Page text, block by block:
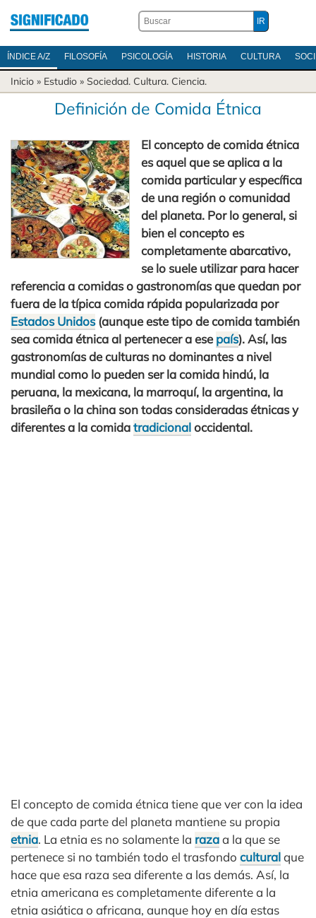
ÍNDICE A/Z FILOSOFÍA PSICOLOGÍA HISTORIA CULTURA
Inicio » Estudio » Sociedad. Cultura. Ciencia.
Definición de Comida Étnica
El concepto de comida étnica
es aquel que se aplica a la
comida particular y específica
de una región o comunidad
del planeta. Por lo general, si
bien el concepto es
completamente abarcativo,
se lo suele utilizar para hacer
referencia a comidas o gastronomías que quedan por
fuera de la típica comida rápida popularizada por
Estados Unidos(aunque este tipo de comida también
sea comida étnica al pertenecer a esepaís). Así, las
gastronomías de culturas no dominantes a nivel
mundial como lo pueden ser la comida hindú, la
peruana, la mexicana, la marroquí, la argentina, la
brasileña o la china son todas consideradas étnicas y
diferentes a la comidatradicionaloccidental.
El concepto de comida étnica tiene que ver con la idea
de que cada parte del planeta mantiene su propia
etnia. La etnia es no solamente la razaa la que se
pertenece si no también todo el trasfondo culturalque
hace que esa raza sea diferente a las demás. Así, la
etnia americana es completamente diferente a la
etnia asiática o africana, aunque hoy en día estas